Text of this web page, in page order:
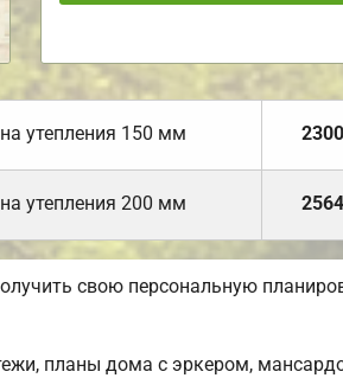
утепления 150 мм
утепления 200 мм
свою персональную
планы дома с эркером,